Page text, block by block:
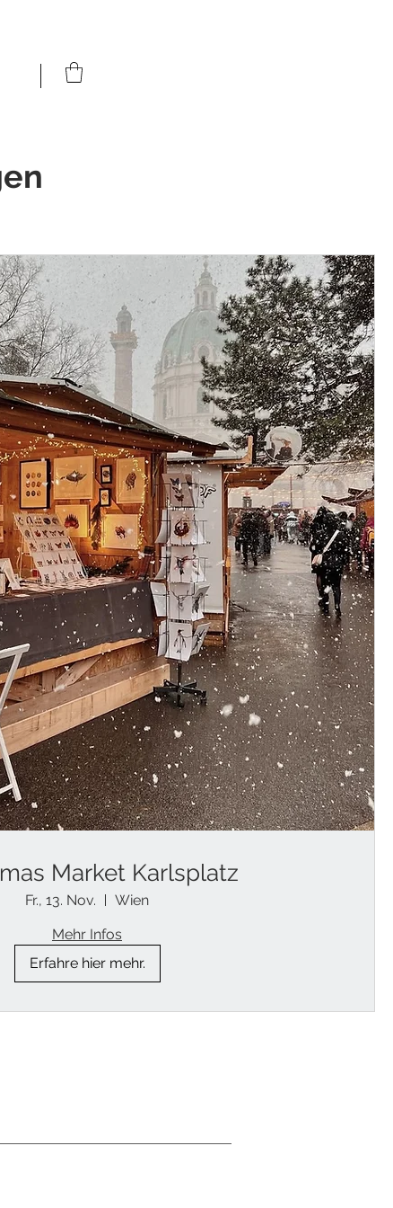
Market Karlsplatz
Fr., 13. Nov.
Wien
Mehr Infos
Erfahre hier mehr.